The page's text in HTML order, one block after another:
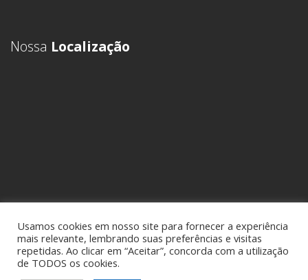
Nossa Localização
Usamos cookies em nosso site para fornecer a experiência
mais relevante, lembrando suas preferências e visitas
repetidas. Ao clicar em “Aceitar”, concorda com a utilização
de TODOS os cookies.